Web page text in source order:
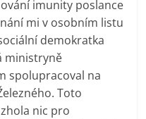
imunity poslance
mi v osobním listu
demokratka
ministryně
spolupracoval na
Toto
nic pro